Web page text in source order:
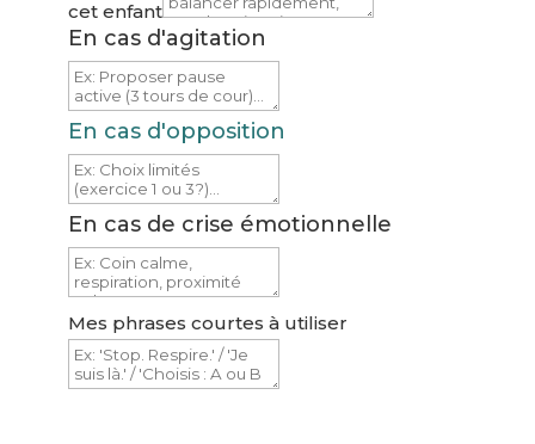
cet enfant
En cas d'agitation
En cas d'opposition
En cas de crise émotionnelle
Mes phrases courtes à utiliser